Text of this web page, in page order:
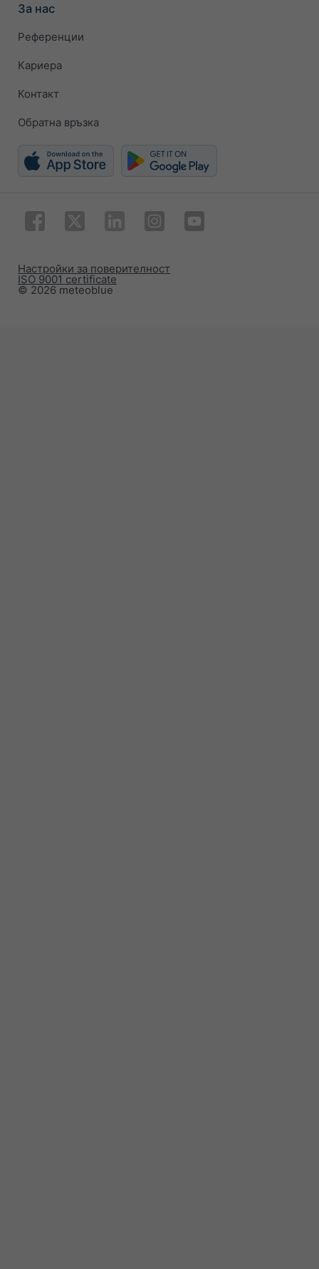
За нас
Референции
Кариера
Контакт
Обратна връзка
© 2026 meteoblue
ISO 9001 certificate
Настройки за поверителност